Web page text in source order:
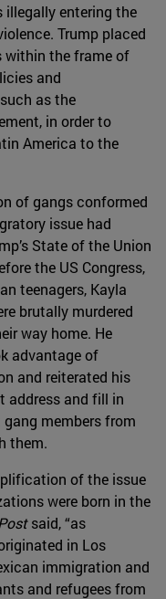
illegally entering the
Trump placed
within the frame of
and
as the
in order to
America to the
of gangs conformed
issue had
State of the Union
the US Congress,
teenagers, Kayla
brutally murdered
way home. He
advantage of
and reiterated his
address and fill in
members from
them.
of the issue
were born in the
said, “as
in Los
immigration and
and refugees from